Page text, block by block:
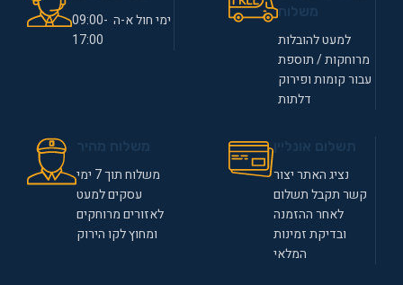
למעט להובלות
מרוחקות / תוספת
עבור קומות ופירוק
דלתות
ימי חול א-ה 09:00-
17:00
נציג האתר יצור
קשר תקבל תשלום
לאחר ההזמנה
ובדיקת זמינות
המלאי
משלוח תוך 7 ימי
עסקים למעט
לאזורים מרוחקים
ומחוץ לקו הירוק